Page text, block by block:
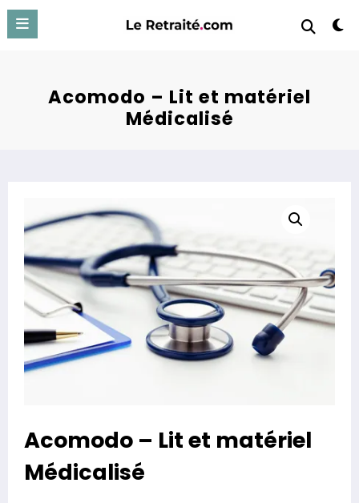
Aller
contenu
Acomodo – Lit et matériel
Médicalisé
Acomodo – Lit et matériel
Médicalisé